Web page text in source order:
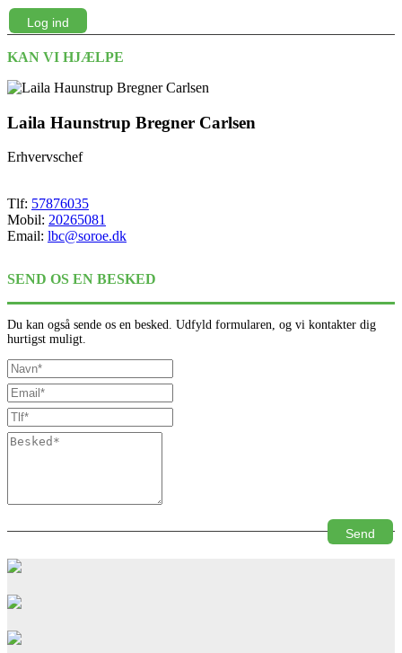
Log ind
KAN VI HJÆLPE
Laila Haunstrup Bregner Carlsen
Erhvervschef
Tlf: 57876035
Mobil: 20265081
Email: lbc@soroe.dk
SEND OS EN BESKED
Du kan også sende os en besked. Udfyld formularen, og vi kontakter dig
hurtigst muligt.
Send